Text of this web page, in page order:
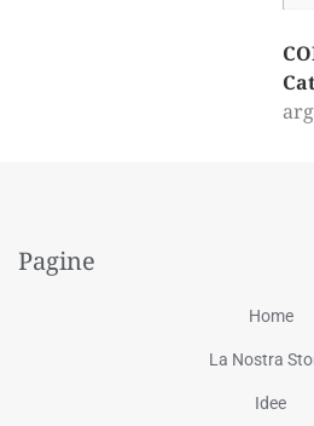
Pagine
Home
La Nostra
Idee